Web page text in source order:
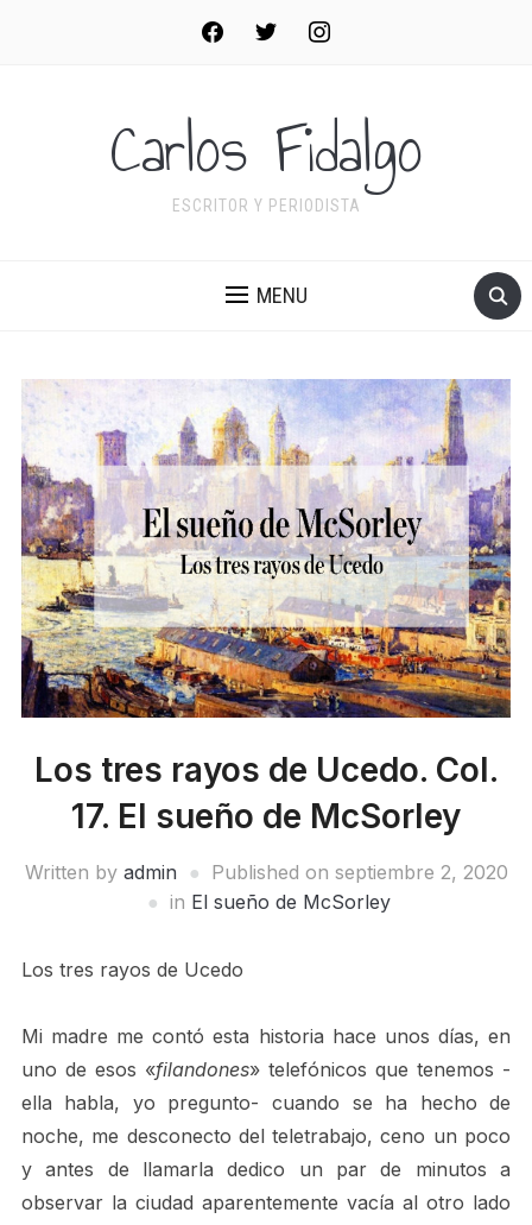
facebooktwitter instagram
Carlos Fidalgo
ESCRITOR Y PERIODISTA
MENU
Los tres rayos de Ucedo. Col.
17. El sueño de McSorley
Written by admin Published on septiembre 2, 2020
in El sueño de McSorley
Los tres rayos de Ucedo
Mi madre me contó esta historia hace unos días, en
uno de esos «filandones» telefónicos que tenemos -
ella habla, yo pregunto- cuando se ha hecho de
noche, me desconecto del teletrabajo, ceno un poco
y antes de llamarla dedico un par de minutos a
observar la ciudad aparentemente vacía al otro lado